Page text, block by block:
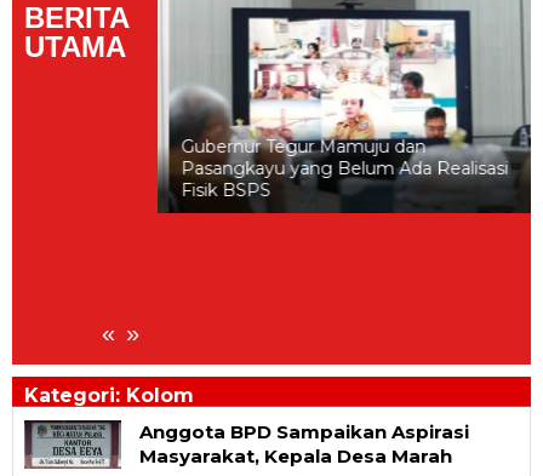
BERITA
UTAMA
« »
Gubernur Tegur Mamuju dan
Pasangkayu yang Belum Ada Realisasi
Fisik BSPS
Kategori: Kolom
Anggota BPD Sampaikan Aspirasi
Masyarakat, Kepala Desa Marah